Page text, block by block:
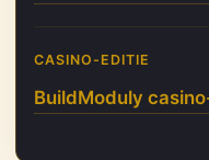
CASINO-EDITIE
BuildModuly